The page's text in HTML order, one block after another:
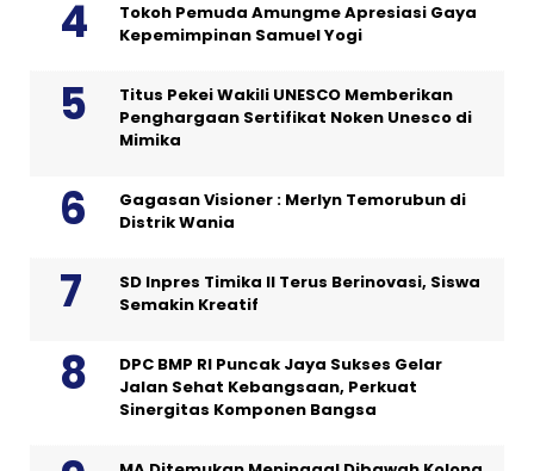
Tokoh Pemuda Amungme Apresiasi Gaya
Kepemimpinan Samuel Yogi
Titus Pekei Wakili UNESCO Memberikan
Penghargaan Sertifikat Noken Unesco di
Mimika
Gagasan Visioner : Merlyn Temorubun di
Distrik Wania
SD Inpres Timika II Terus Berinovasi, Siswa
Semakin Kreatif
DPC BMP RI Puncak Jaya Sukses Gelar
Jalan Sehat Kebangsaan, Perkuat
Sinergitas Komponen Bangsa